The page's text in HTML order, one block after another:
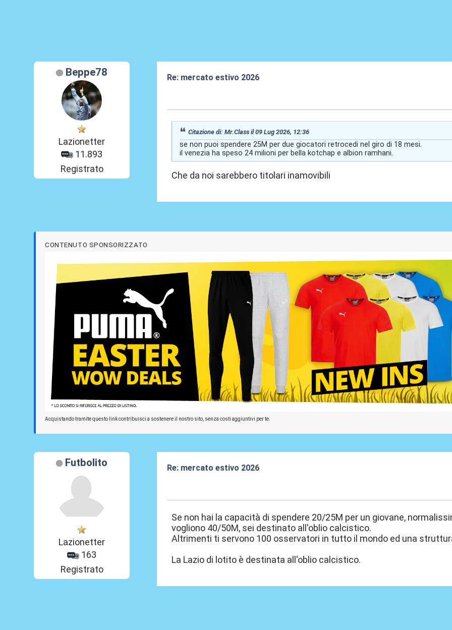
Beppe78
Lazionetter
11.893
Registrato
Re: mercato estivo 2026
Citazione di: Mr.Class il 09 Lug 2026, 12:36
se non puoi spendere 25M per due giocatori retrocedi nel giro di 18 mesi.
il venezia ha speso 24 milioni per bella kotchap e albion ramhani.
Che da noi sarebbero titolari inamovibili
CONTENUTO SPONSORIZZATO
Acquistando tramite questo link contribuisci a sostenere il nostro sito, senza costi aggiuntivi per te.
Futbolito
Lazionetter
163
Registrato
Re: mercato estivo 2026
Se non hai la capacità di spendere 20/25M per un giovane,
vogliono 40/50M, sei destinato all'oblio calcistico.
Altrimenti ti servono 100 osservatori in tutto il mondo ed una
La Lazio di lotito è destinata all'oblio calcistico.